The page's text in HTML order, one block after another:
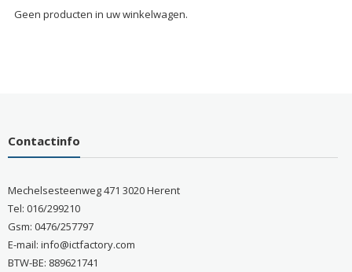
Geen producten in uw winkelwagen.
Contactinfo
Mechelsesteenweg 471 3020 Herent
Tel: 016/299210
Gsm: 0476/257797
E-mail: info@ictfactory.com
BTW-BE: 889621741